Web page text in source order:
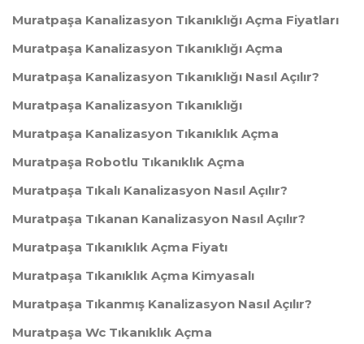
Muratpaşa Kanalizasyon Tıkanıklığı Açma Fiyatları
Muratpaşa Kanalizasyon Tıkanıklığı Açma
Muratpaşa Kanalizasyon Tıkanıklığı Nasıl Açılır?
Muratpaşa Kanalizasyon Tıkanıklığı
Muratpaşa Kanalizasyon Tıkanıklık Açma
Muratpaşa Robotlu Tıkanıklık Açma
Muratpaşa Tıkalı Kanalizasyon Nasıl Açılır?
Muratpaşa Tıkanan Kanalizasyon Nasıl Açılır?
Muratpaşa Tıkanıklık Açma Fiyatı
Muratpaşa Tıkanıklık Açma Kimyasalı
Muratpaşa Tıkanmış Kanalizasyon Nasıl Açılır?
Muratpaşa Wc Tıkanıklık Açma